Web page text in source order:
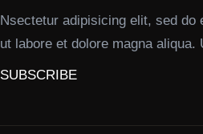
Nsectetur adipisicing elit, sed do
ut labore et dolore magna aliqua.
SUBSCRIBE